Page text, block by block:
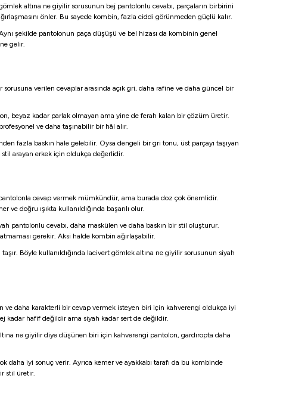
altına ne giyilir sorusunun bej pantolonlu cevabı, parçaların birbirini
önler. Bu sayede kombin, fazla ciddi görünmeden güçlü kalır.
şekilde pantolonun paça düşüşü ve bel hizası da kombinin genel
gelir.
verilen cevaplar arasında açık gri, daha rafine ve daha güncel bir
beyaz kadar parlak olmayan ama yine de ferah kalan bir çözüm üretir.
ve daha taşınabilir bir hâl alır.
fazla baskın hale gelebilir. Oysa dengeli bir gri tonu, üst parçayı taşıyan
arayan erkek için oldukça değerlidir.
cevap vermek mümkündür, ama burada doz çok önemlidir.
doğru ışıkta kullanıldığında başarılı olur.
pantolonlu cevabı, daha maskülen ve daha baskın bir stil oluşturur.
gerekir. Aksi halde kombin ağırlaşabilir.
Böyle kullanıldığında lacivert gömlek altına ne giyilir sorusunun siyah
ve daha karakterli bir cevap vermek isteyen biri için kahverengi oldukça iyi
kadar hafif değildir ama siyah kadar sert de değildir.
ne giyilir diye düşünen biri için kahverengi pantolon, gardıropta daha
iyi sonuç verir. Ayrıca kemer ve ayakkabı tarafı da bu kombinde
stil üretir.